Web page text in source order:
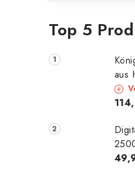
Top 5
aus